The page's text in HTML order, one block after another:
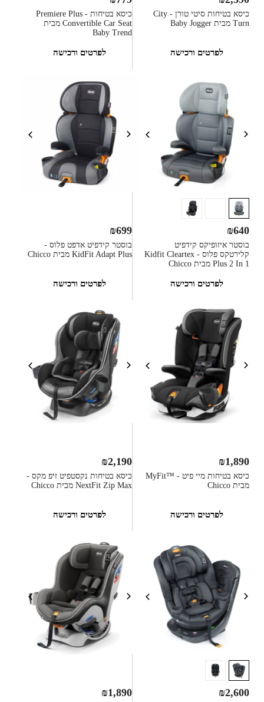
כיסא בטיחות סיטי טורן - City
Turn מבית Baby Jogger
לפרטים ורכישה
כיסא בטיחות - Premiere Plus
Convertible Car Seat מבית
Baby Trend
לפרטים ורכישה
בוסטר איזופיקס קידפיט
קלירטקס פלוס - Kidfit Cleartex
Plus 2 In 1 מבית Chicco
₪640
לפרטים ורכישה
בוסטר קידפיט אדפט פלוס -
KidFit Adapt Plus מבית Chicco
₪699
לפרטים ורכישה
כיסא בטיחות מיי פיט - ™MyFit
מבית Chicco
₪1,890
לפרטים ורכישה
כיסא בטיחות נקסטפיט זיפ מקס -
NextFit Zip Max מבית Chicco
₪2,190
לפרטים ורכישה
₪2,600
₪1,890